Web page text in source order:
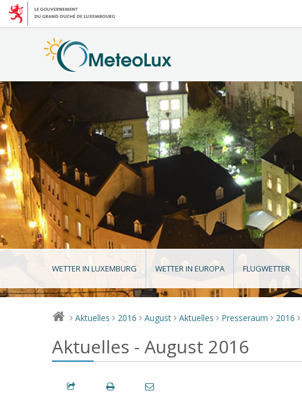
WETTER IN LUXEMBURG WETTER IN EUROPA FLUGWETTER
> Aktuelles > 2016 > August > Aktuelles > Presseraum > 2016 >
Aktuelles - August 2016